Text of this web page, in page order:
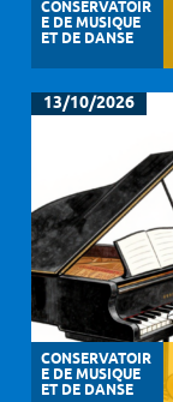
CONSERVATOIR
E DE MUSIQUE
ET DE DANSE
13/10/2026
CONSERVATOIR
E DE MUSIQUE
ET DE DANSE